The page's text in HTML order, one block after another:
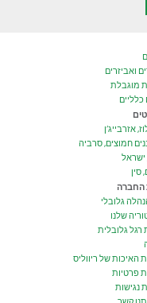
ואביזרים
מוגבלת
כלליים
אזרבייג’ן
חמוצים, סרביה
ישראל
סין
החברה
גלובלי
שלנו
רגל גלובלית
האיכות של ריווליס
פרטיות
נגישות